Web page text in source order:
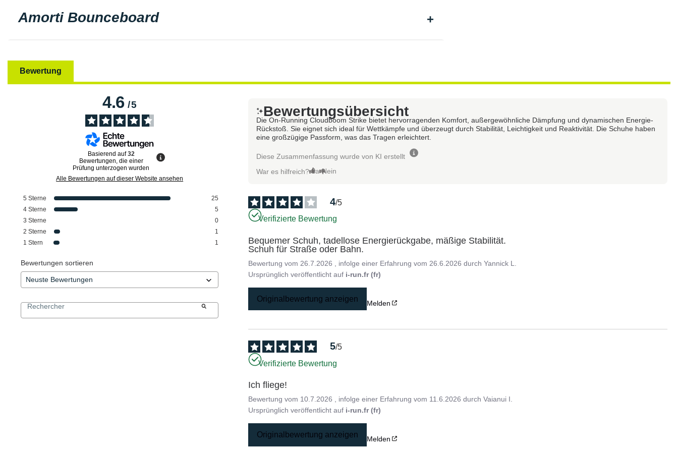
Amorti Bounceboard
Bewertung
4.6/5
Basierend auf32
Bewertungen, die einer
Prüfung unterzogen wurden
Alle Bewertungen auf dieser Website ansehen
5 Sterne
25
4 Sterne
5
3 Sterne
0
2 Sterne
1
1 Stern 1
Bewertungen sortieren
Bewertungsübersicht
Die On-Running Cloudboom Strike bietet hervorragenden Komfort, außergewöhnliche Dämpfung und dynamischen Energie-
Rückstoß. Sie eignet sich ideal für Wettkämpfe und überzeugt durch Stabilität, Leichtigkeit und Reaktivität. Die Schuhe haben
eine großzügige Passform, was das Tragen erleichtert.
Diese Zusammenfassung wurde von KI erstellt
War es hilfreich? Ja Nein
4/5
Verifizierte Bewertung
Bequemer Schuh, tadellose Energierückgabe, mäßige Stabilität.
Schuh für Straße oder Bahn.
Bewertung vom 26.7.2026 , infolge einer Erfahrung vom 26.6.2026 durchYannick L.
Ursprünglich veröffentlicht auf i-run.fr (fr)
Originalbewertung anzeigen Melden
5/5
Verifizierte Bewertung
Ich fliege!
Bewertung vom 10.7.2026 , infolge einer Erfahrung vom 11.6.2026 durchVaianui I.
Ursprünglich veröffentlicht auf i-run.fr (fr)
Originalbewertung anzeigen Melden